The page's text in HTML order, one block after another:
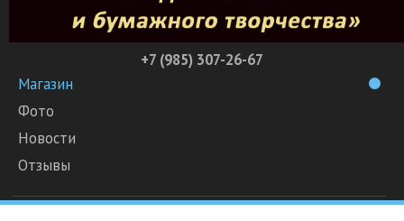
+7 (985) 307-26-67
Магазин
Фото
Новости
Отзывы